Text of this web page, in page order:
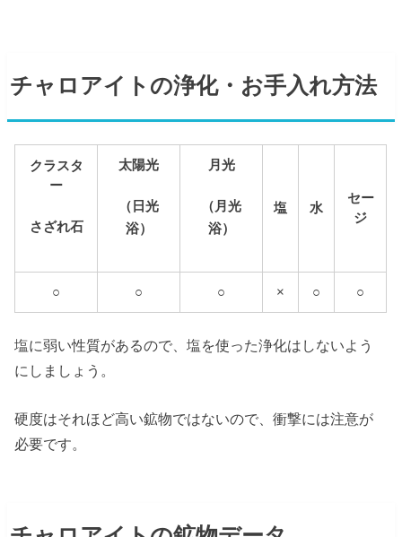
チャロアイトの浄化・お手入れ方法
クラスタ
ー
さざれ石
太陽光
（日光
浴）
月光
（月光
浴）
塩 水
セー
ジ
○ ○ ○ × ○ ○
塩に弱い性質があるので、塩を使った浄化はしないよう
にしましょう。
硬度はそれほど高い鉱物ではないので、衝撃には注意が
必要です。